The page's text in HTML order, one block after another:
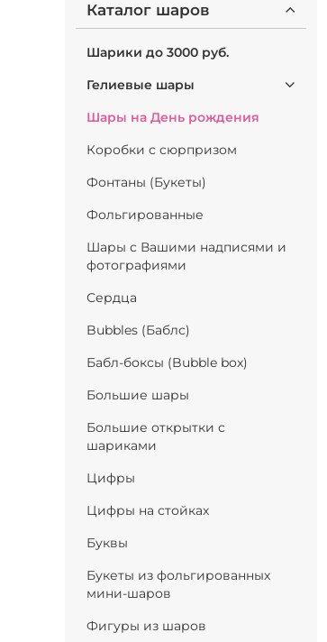
Каталог шаров
Шарики до 3000 руб.
Гелиевые шары
Шары на День рождения
Коробки с сюрпризом
Фонтаны (Букеты)
Фольгированные
Шары с Вашими надписями и
фотографиями
Сердца
Bubbles (Баблс)
Бабл-боксы (Bubble box)
Большие шары
Большие открытки с
шариками
Цифры
Цифры на стойках
Буквы
Букеты из фольгированных
мини-шаров
Фигуры из шаров